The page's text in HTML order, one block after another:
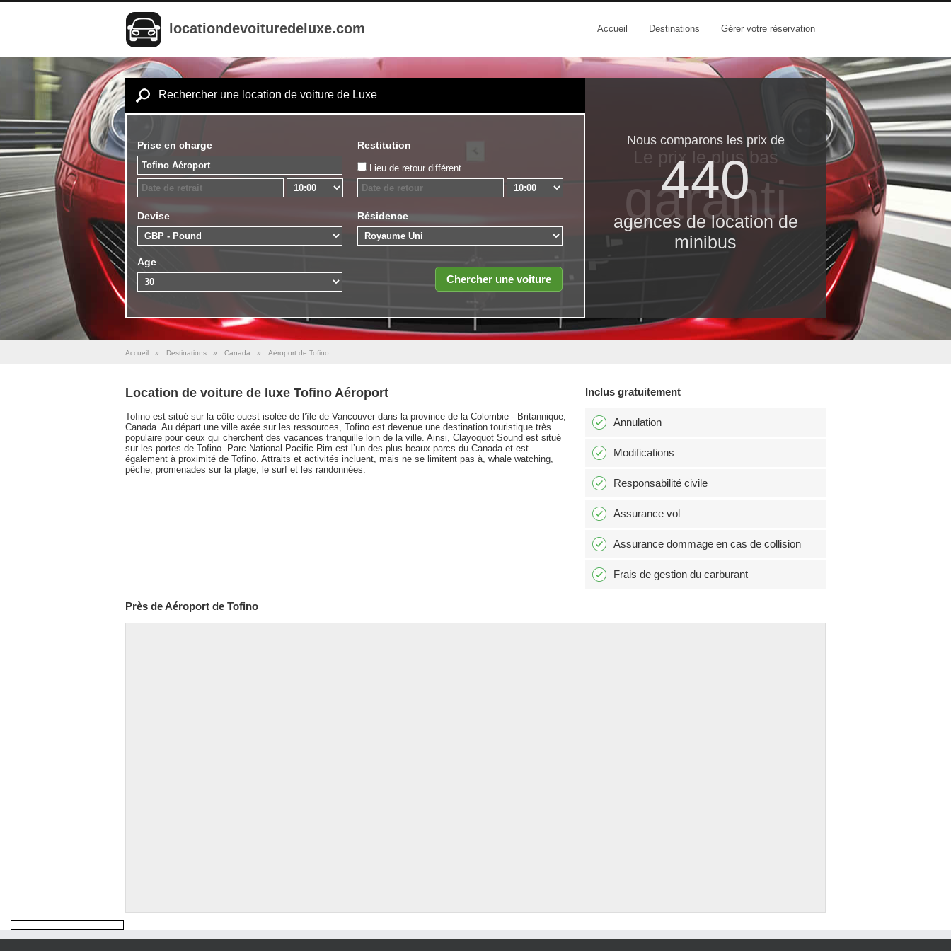
locationdevoituredeluxe.com Accueil Destinations Gérer votre réservation
Rechercher une location de voiture de Luxe
Prise en charge Restitution
Lieu de retour différent
Devise Résidence
Age
Nous comparons les prix de
440
agences de location de
minibus
Le prix le​ plus bas
garanti
Accueil » Destinations » Canada » Aéroport de Tofino
Location de voiture de luxe Tofino Aéroport
Tofino est situé sur la côte ouest isolée de l’île de Vancouver dans la province de la Colombie - Britannique,
Canada. Au départ une ville axée sur les ressources, Tofino est devenue une destination touristique très
populaire pour ceux qui cherchent des vacances tranquille loin de la ville. Ainsi, Clayoquot Sound est situé
sur les portes de Tofino. Parc National Pacific Rim est l’un des plus beaux parcs du Canada et est
également à proximité de Tofino. Attraits et activités incluent, mais ne se limitent pas à, whale watching,
pêche, promenades sur la plage, le surf et les randonnées.
Inclus gratuitement
Annulation
Modifications
Responsabilité civile
Assurance vol
Assurance dommage en cas de collision
Frais de gestion du carburant
Près de Aéroport de Tofino